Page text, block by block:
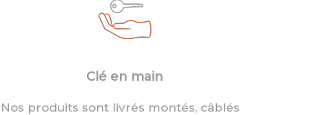
Clé en main
Nos produits sont livrés montés, câblés